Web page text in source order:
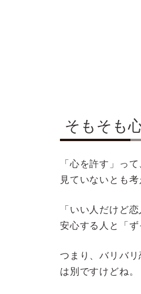
そもそも
「心を許す」っ
見ていないとも考
「いい人だけど
安心する人と「ず
つまり、バリバ
は別ですけどね。